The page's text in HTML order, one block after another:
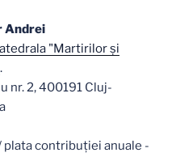
Andrei
"Martirilor şi
.
nr. 2, 400191 Cluj-
contribuției anuale -